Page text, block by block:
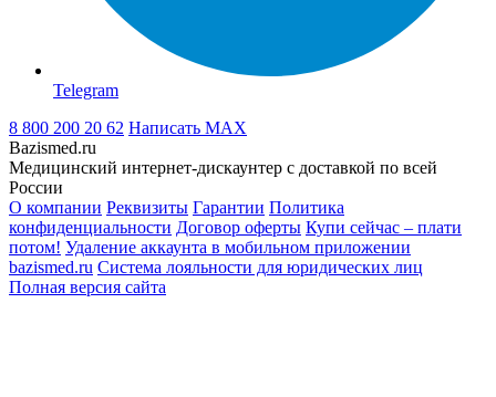
Telegram
8 800 200 20 62 Написать MAX
Bazismed.ru
Медицинский интернет-дискаунтер с доставкой по всей
России
О компании Реквизиты Гарантии Политика
конфиденциальности Договор оферты Купи сейчас – плати
потом! Удаление аккаунта в мобильном приложении
bazismed.ru Система лояльности для юридических лиц
Полная версия сайта